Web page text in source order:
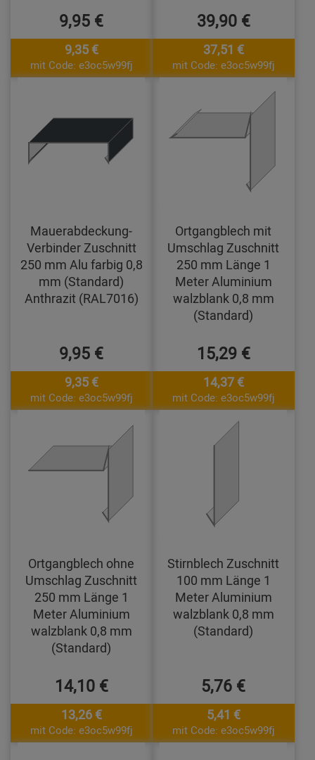
9,95 €
9,35 €
mit Code: e3oc5w99fj
39,90 €
37,51 €
mit Code: e3oc5w99fj
Mauerabdeckung-
Verbinder Zuschnitt
250 mm Alu farbig 0,8
mm (Standard)
Anthrazit (RAL7016)
9,95 €
9,35 €
mit Code: e3oc5w99fj
Ortgangblech mit
Umschlag Zuschnitt
250 mm Länge 1
Meter Aluminium
walzblank 0,8 mm
(Standard)
15,29 €
14,37 €
mit Code: e3oc5w99fj
Ortgangblech ohne
Umschlag Zuschnitt
250 mm Länge 1
Meter Aluminium
walzblank 0,8 mm
(Standard)
14,10 €
13,26 €
mit Code: e3oc5w99fj
Stirnblech Zuschnitt
100 mm Länge 1
Meter Aluminium
walzblank 0,8 mm
(Standard)
5,76 €
5,41 €
mit Code: e3oc5w99fj